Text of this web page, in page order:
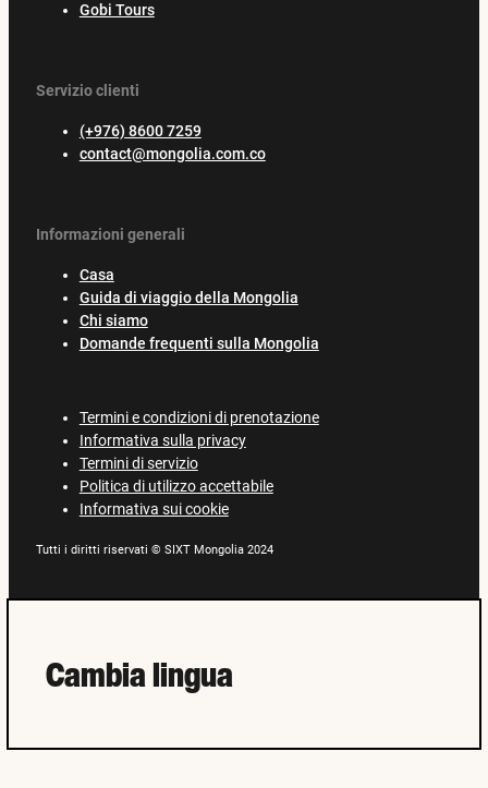
Gobi Tours
Servizio clienti
(+976) 8600 7259
contact@mongolia.com.co
Informazioni generali
Casa
Guida di viaggio della Mongolia
Chi siamo
Domande frequenti sulla Mongolia
Termini e condizioni di prenotazione
Informativa sulla privacy
Termini di servizio
Politica di utilizzo accettabile
Informativa sui cookie
Tutti i diritti riservati © SIXT Mongolia 2024
Cambia lingua